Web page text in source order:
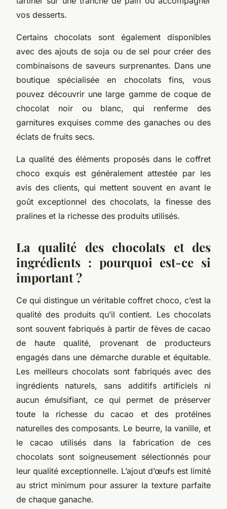
vos desserts.
Certains chocolats sont également disponibles
avec des ajouts de soja ou de sel pour créer des
combinaisons de saveurs surprenantes. Dans une
boutique spécialisée en chocolats fins, vous
pouvez découvrir une large gamme de coque de
chocolat noir ou blanc, qui renferme des
garnitures exquises comme des ganaches ou des
éclats de fruits secs.
La qualité des éléments proposés dans le coffret
choco exquis est généralement attestée par les
avis des clients, qui mettent souvent en avant le
goût exceptionnel des chocolats, la finesse des
pralines et la richesse des produits utilisés.
La qualité des chocolats et des
ingrédients : pourquoi est-ce si
important ?
Ce qui distingue un véritable coffret choco, c’est la
qualité des produits qu’il contient. Les chocolats
sont souvent fabriqués à partir de fèves de cacao
de haute qualité, provenant de producteurs
engagés dans une démarche durable et équitable.
Les meilleurs chocolats sont fabriqués avec des
ingrédients naturels, sans additifs artificiels ni
aucun émulsifiant, ce qui permet de préserver
toute la richesse du cacao et des protéines
naturelles des composants. Le beurre, la vanille, et
le cacao utilisés dans la fabrication de ces
chocolats sont soigneusement sélectionnés pour
leur qualité exceptionnelle. L’ajout d’œufs est limité
au strict minimum pour assurer la texture parfaite
de chaque ganache.